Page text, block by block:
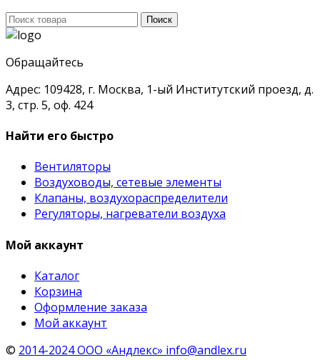
Поиск
для:
Поиск
Обращайтесь
Адрес: 109428, г. Москва, 1-ый Институтский проезд, д.
3, стр. 5, оф. 424
Найти его быстро
Вентиляторы
Воздуховоды, сетевые элементы
Клапаны, воздухораспределители
Регуляторы, нагреватели воздуха
Мой аккаунт
Каталог
Корзина
Оформление заказа
Мой аккаунт
© 2014-2024 ООО «Андлекс» info@andlex.ru